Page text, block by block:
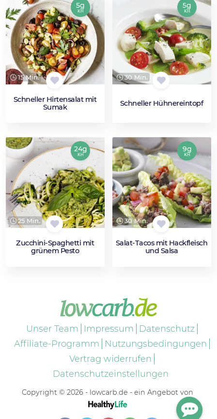
15 Min.
Schneller Hirtensalat mit
Sumak
5g
KH
30 Min.
Schneller Hühnereintopf
5g
KH
25 Min.
Zucchini-Spaghetti mit
grünem Pesto
24g
KH
30 Min.
Salat-Tacos mit Hackfleisch
und Salsa
9g
KH
Unser Team Impressum
Datenschutz
Affiliate-Programm
Nutzungsbedingungen
Vertrag widerrufen
Datenschutzeinstellungen
Copyright © 2026 - lowcarb.de - ein Angebot von